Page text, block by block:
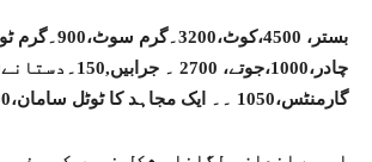
گارمنٹس،1050 ۔۔ ایک مجاہد کا ٹوٹل سامان،14000۔